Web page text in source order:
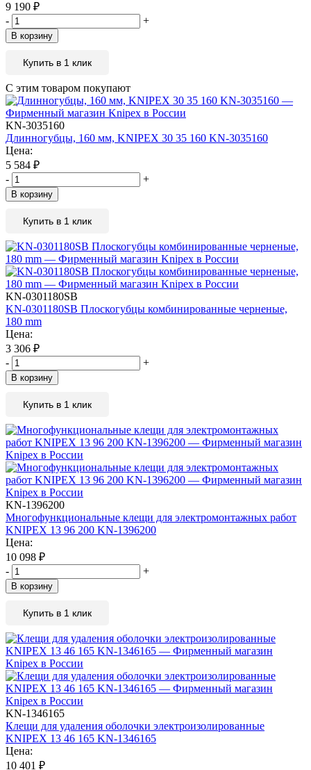
9 190 ₽
-
+
В корзину
Купить в 1 клик
С этим товаром покупают
KN-3035160
Длинногубцы, 160 мм, KNIPEX 30 35 160 KN-3035160
Цена:
5 584 ₽
-
+
В корзину
Купить в 1 клик
KN-0301180SB
KN-0301180SB Плоскогубцы комбинированные черненые,
180 mm
Цена:
3 306 ₽
-
+
В корзину
Купить в 1 клик
KN-1396200
Многофункциональные клещи для электромонтажных работ
KNIPEX 13 96 200 KN-1396200
Цена:
10 098 ₽
-
+
В корзину
Купить в 1 клик
KN-1346165
Клещи для удаления оболочки электроизолированные
KNIPEX 13 46 165 KN-1346165
Цена:
10 401 ₽